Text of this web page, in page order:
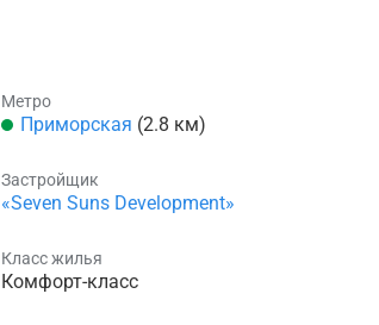
Метро
Приморская (2.8 км)
Застройщик
«Seven Suns Development»
Класс жилья
Комфорт-класс